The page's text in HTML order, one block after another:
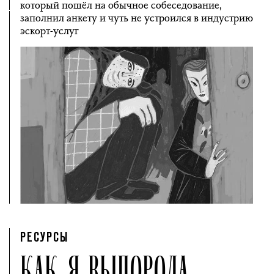
который пошёл на обычное собеседование,
заполнил анкету и чуть не устроился в индустрию
эскорт-услуг
РЕСУРСЫ